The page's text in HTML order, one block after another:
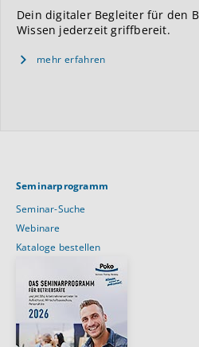
Dein digitaler Begleiter für den
Wissen jederzeit griffbereit.
mehr erfahren
Seminarprogramm
Seminar-Suche
Webinare
Kataloge bestellen